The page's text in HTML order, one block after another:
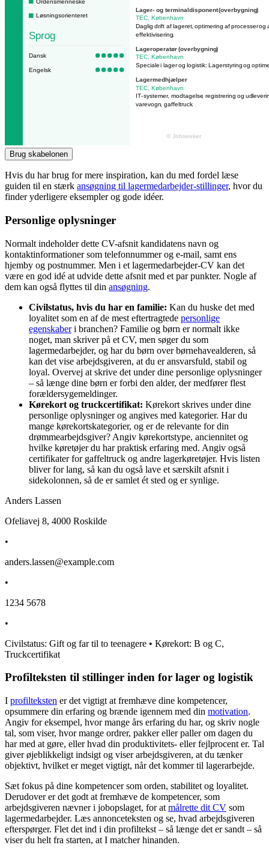
Brug skabelonen
Hvis du har brug for mere inspiration, kan du med fordel læse
guiden til en stærk ansøgning til lagermedarbejder-stillinger, hvor du
finder yderligere eksempler og gode idéer.
Personlige oplysninger
Normalt indeholder dette CV-afsnit kandidatens navn og
kontaktinformationer som telefonnummer og e-mail, samt ens
hjemby og postnummer. Men i et lagermedarbejder-CV kan det
være en god idé at udvide dette afsnit med et par punkter. Nogle af
dem kan også flyttes til din ansøgning.
Civilstatus, hvis du har en familie: Kan du huske det med
loyalitet som en af de mest eftertragtede personlige
egenskaberi branchen? Familie og børn er normalt ikke
noget, man skriver på et CV, men søger du som
lagermedarbejder, og har du børn over børnehavealderen, så
kan det vise arbejdsgiveren, at du er ansvarsfuld, stabil og
loyal. Overvej at skrive det under dine personlige oplysninger
– så længe dine børn er forbi den alder, der medfører flest
forældersygemeldinger.
Kørekort og truckcertifikat: Kørekort skrives under dine
personlige oplysninger og angives med kategorier. Har du
mange kørekortskategorier, og er de relevante for din
drømmearbejdsgiver? Angiv kørekortstype, anciennitet og
hvilke køretøjer du har praktisk erfaring med. Angiv også
certifikater for gaffeltruck og andre lagerkøretøjer. Hvis listen
bliver for lang, så kan du også lave et særskilt afsnit i
sidekolonnen, så de er samlet ét sted og er synlige.
Anders Lassen
Ofeliavej 8, 4000 Roskilde
•
anders.lassen@example.com
•
1234 5678
•
Civilstatus: Gift og far til to teenagere • Kørekort: B og C,
Truckcertifikat
Profilteksten til stillinger inden for lager og logistik
I profilteksten er det vigtigt at fremhæve dine kompetencer,
opsummere din erfaring og brænde igennem med din motivation.
Angiv for eksempel, hvor mange års erfaring du har, og skriv nogle
tal, som viser, hvor mange ordrer, pakker eller paller om dagen du
har med at gøre, eller hvad din produktivitets- eller fejlprocent er. Tal
giver øjeblikkeligt indsigt og viser arbejdsgiveren, at du tænker
objektivt, hvilket er meget vigtigt, når det kommer til lagerarbejde.
Sæt fokus på dine kompetencer som orden, stabilitet og loyalitet.
Derudover er det godt at fremhæve de kompetencer, som
arbejdsgiveren nævner i jobopslaget, for at målrette dit CV som
lagermedarbejder. Læs annonceteksten og se, hvad arbejdsgiveren
efterspørger. Flet det ind i din profiltekst – så længe det er sandt – så
viser du helt fra starten, at I matcher hinanden.